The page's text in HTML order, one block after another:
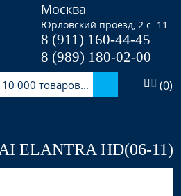
Москва
Юрловский проезд, 2 с. 11
8 (911) 160-44-45
8 (989) 180-02-00
(0)
ELANTRA HD(06-11)